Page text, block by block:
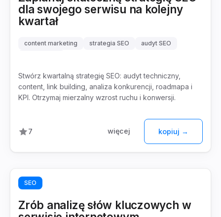
dla swojego serwisu na kolejny
kwartał
content marketing strategia SEO
audyt SEO
Stwórz kwartalną strategię SEO: audyt techniczny,
content, link building, analiza konkurencji, roadmapa i
KPI. Otrzymaj mierzalny wzrost ruchu i konwersji.
7 więcej kopiuj →
SEO
Zrób analizę słów kluczowych w